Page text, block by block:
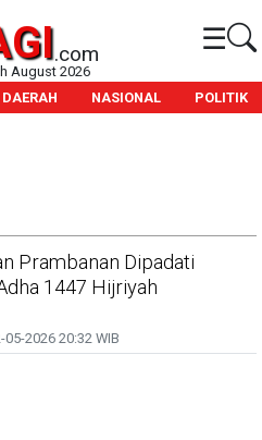
.com ☰
August 2026
DAERAH NASIONAL POLITIK
Prambanan Dipadati
1447 Hijriyah
05-202620:32 WIB